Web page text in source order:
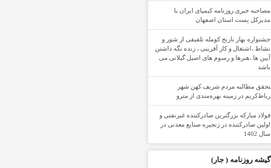
مصاحبه خبری روزنامه کیمیای ایران با
مدیرکل پست استان اصفهان
جشنواره بهار نارنج کومله تلفیقی از شور و
نشاط ،اشتغال و کار آفرینی ، زنده نگه داشتن
آیین ها ،هنرها و رسوم های اصیل گیلانی می
باشد
‍تحقق مطالبه مردم شریف کهن شهر
رباط‌کریم در زمینه بهره‌مندی از مترو
فولاد مباركه بزرگترین صادركننده غیرنفتی و
اولین صادركننده در زنجیره صنایع معدنی در
سال 1402
گیشه روزنامه ( جار)